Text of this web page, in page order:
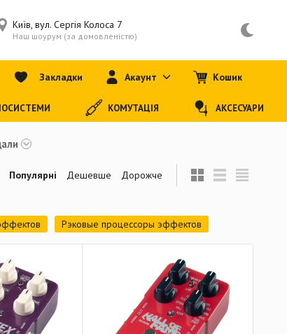
Рэковые процессоры эффектов
Популярні Дешевше Дорожче
Київ, вул. Сергія Колоса 7
Наш шоурум (за домовленістю)
Закладки Акаунт Кошик
КОМУТАЦІЯ АКСЕСУАРИ